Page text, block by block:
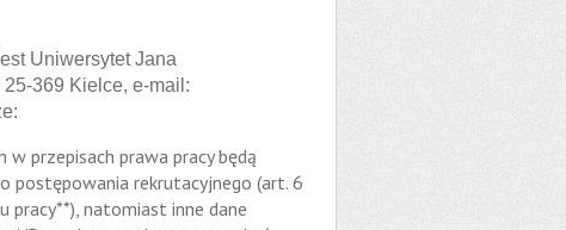
Uniwersytet Jana
369 Kielce, e-mail:
przepisach prawa pracy będą
postępowania rekrutacyjnego (art. 6
pracy**), natomiast inne dane